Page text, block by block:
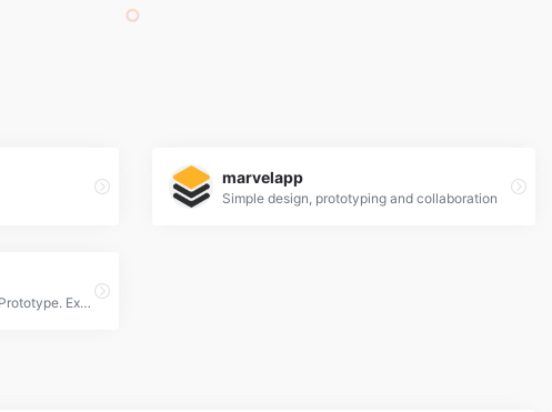
marvelapp
Simple design, prototyping and collaboration
Introducing Adobe XD. Design. Prototype. Experience.